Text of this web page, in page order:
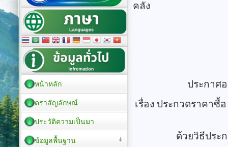
คลัง
ประกาศ
เรื่อง ประกวดราคาซื้
ด้วยวิธีประ
หน้าหลัก
ตราสัญลักษณ์
ประวัติความเป็นมา
ข้อมูลพื้นฐาน